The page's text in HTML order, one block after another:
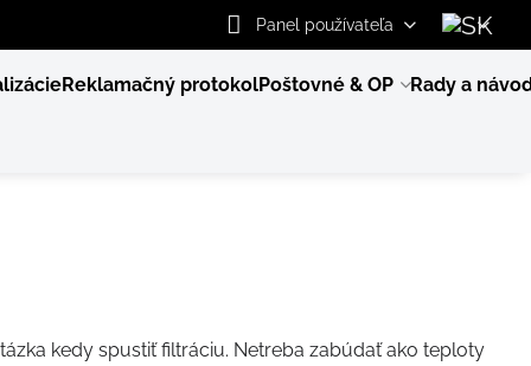
Panel používateľa
Reklamačný protokolPoštovné & OP Rady a
kedy spustiť filtráciu. Netreba zabúdať ako teploty